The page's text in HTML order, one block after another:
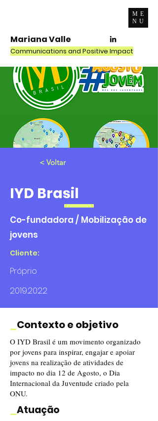
ME
NU
Mariana Valle
Communications and Positive Impact
< Voltar
IYD Brasil
Co-fundadora / Mobilização de
jovens
Cliente:
Próprio
2019.2022
Contexto e objetivo
O IYD Brasil é um movimento organizado
por jovens para inspirar, engajar e apoiar
jovens na realização de atividades de
impacto no dia 12 de Agosto, o Dia
Internacional da Juventude criado pela
ONU.
Atuação